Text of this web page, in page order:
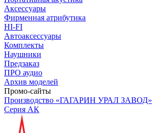
Аксессуары
Фирменная атрибутика
HI-FI
Автоаксессуары
Комплекты
Наушники
Предзаказ
ПРО аудио
Архив моделей
Промо-сайты
Производство «ГАГАРИН УРАЛ ЗАВОД»
Серия АК